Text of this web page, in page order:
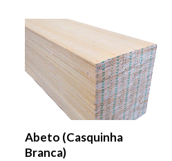
Abeto (Casquinha
Branca)